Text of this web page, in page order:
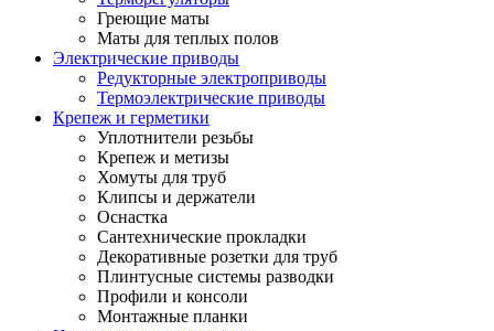
Греющие маты
Маты для теплых полов
Электрические приводы
Редукторные электроприводы
Термоэлектрические приводы
Крепеж и герметики
Уплотнители резьбы
Крепеж и метизы
Хомуты для труб
Клипсы и держатели
Оснастка
Сантехнические прокладки
Декоративные розетки для труб
Плинтусные системы разводки
Профили и консоли
Монтажные планки